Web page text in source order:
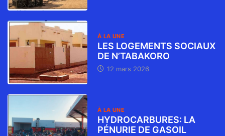
À LA UNE
LES LOGEMENTS SOCIAUX
DE N’TABAKORO
12 mars 2026
À LA UNE
HYDROCARBURES: LA
PÉNURIE DE GASOIL